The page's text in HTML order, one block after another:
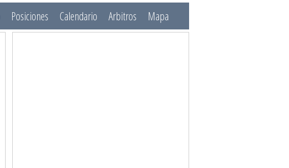
Posiciones Calendario Arbitros Mapa